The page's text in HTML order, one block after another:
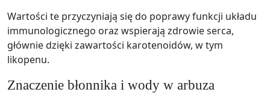
Wartości te przyczyniają się do poprawy funkcji układu
immunologicznego oraz wspierają zdrowie serca,
głównie dzięki zawartości karotenoidów, w tym
likopenu.
Znaczenie błonnika i wody w arbuza